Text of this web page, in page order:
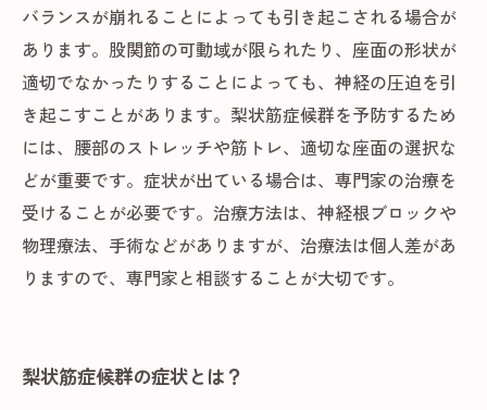
バランスが崩れることによっても引き起こされる場合が
あります。股関節の可動域が限られたり、座面の形状が
適切でなかったりすることによっても、神経の圧迫を引
き起こすことがあります。梨状筋症候群を予防するため
には、腰部のストレッチや筋トレ、適切な座面の選択な
どが重要です。症状が出ている場合は、専門家の治療を
受けることが必要です。治療方法は、神経根ブロックや
物理療法、手術などがありますが、治療法は個人差があ
りますので、専門家と相談することが大切です。
梨状筋症候群の症状とは？